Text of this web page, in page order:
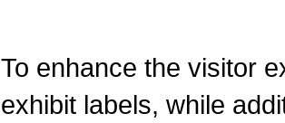
To enhance the visitor
exhibit labels, while